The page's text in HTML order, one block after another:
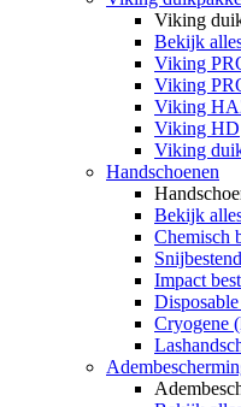
Viking
Bekijk
Viking
Viking
Viking
Viking HD
Viking
Handschoenen
Bekijk
Chemisch
Impact
Cryogene